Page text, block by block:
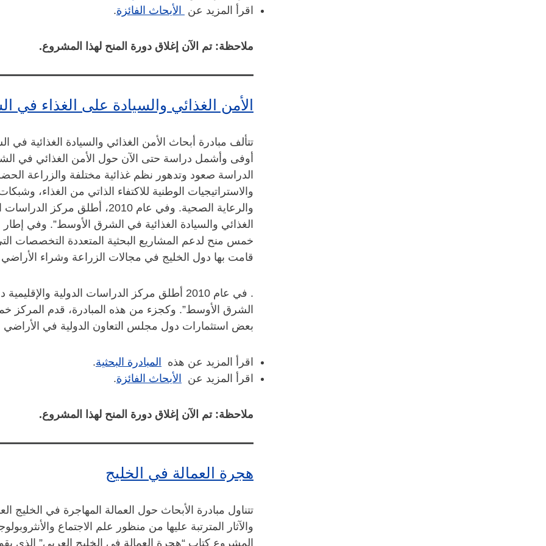
اقرأ المزيد عن الأبحاث الفائزة.
ملاحظة: تم الآن إغلاق دورة المنح لهذا المشروع.
الأمن الغذائي والسيادة على الغذاء في
تتألف مبادرة أبحاث الأمن الغذائي والسيادة الغذائية
أوفى وأشمل دراسة حتى الآن حول الأمن الغذائي في
الدراسة صعود وتدهور نظم غذائية مختلفة والزراعة
والاستراتيجيات الوطنية للاكتفاء الذاتي من الغذاء،
والرعاية الصحية. وفي عام 2010،
الغذائي والسيادة الغذائية في الشرق الأوسط”. وفي إطار
خمس منح لدعم المشاريع البحثية المتعددة التخصصات
قامت بها دول الخليج في مجالات الزراعة وشراء الأراضي
. في عام 2010 أطلق مركز الدراسات الدولية
الشرق الأوسط”. وكجزء من هذه المبادرة، قدم
بعض استثمارات دول مجلس التعاون الدولية في الأراضي
اقرأ المزيد عن هذه المبادرة البحثية.
اقرأ المزيد عن
الأبحاث الفائزة.
ملاحظة: تم الآن إغلاق دورة المنح لهذا المشروع.
هجرة العمالة في الخليج
تتناول مبادرة الأبحاث حول العمالة المهاجرة في الخليج
والآثار المترتبة عليها من منظور علم الاجتماع
المشروع كتاب “هجرة العمالة في الخليج العربي” الذي